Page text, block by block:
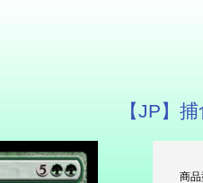
【JP】
商